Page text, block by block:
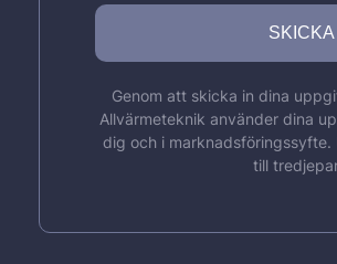
Genom att skicka in dina
Allvärmeteknik använder dina
dig och i marknadsföringssyfte.
till